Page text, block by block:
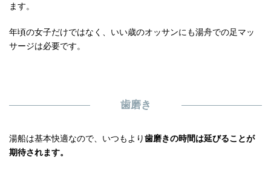
ます。
年頃の女子だけではなく、いい歳のオッサンにも湯舟での足マッ
サージは必要です。
歯磨き
湯船は基本快適なので、いつもより歯磨きの時間は延びることが
期待されます。